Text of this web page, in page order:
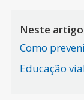
Neste artigo
Como
Educação